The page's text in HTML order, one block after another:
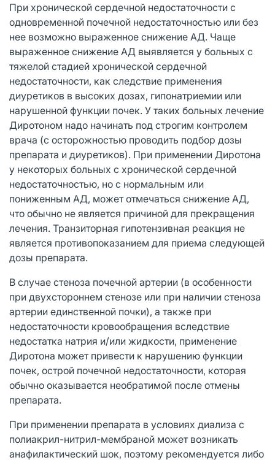
При хронической сердечной недостаточности с
одновременной почечной недостаточностью или без
нее возможно выраженное снижение АД. Чаще
выраженное снижение АД выявляется у больных с
тяжелой стадией хронической сердечной
недостаточности, как следствие применения
диуретиков в высоких дозах, гипонатриемии или
нарушенной функции почек. У таких больных лечение
Диротоном надо начинать под строгим контролем
врача (с осторожностью проводить подбор дозы
препарата и диуретиков). При применении Диротона
у некоторых больных с хронической сердечной
недостаточностью, но с нормальным или
пониженным АД, может отмечаться снижение АД,
что обычно не является причиной для прекращения
лечения. Транзиторная гипотензивная реакция не
является противопоказанием для приема следующей
дозы препарата.
В случае стеноза почечной артерии (в особенности
при двухстороннем стенозе или при наличии стеноза
артерии единственной почки), а также при
недостаточности кровообращения вследствие
недостатка натрия и/или жидкости, применение
Диротона может привести к нарушению функции
почек, острой почечной недостаточности, которая
обычно оказывается необратимой после отмены
препарата.
При применении препарата в условиях диализа с
полиакрил-нитрил-мембраной может возникать
анафилактический шок, поэтому рекомендуется либо